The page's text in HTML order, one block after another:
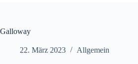
Galloway
22. März 2023 Allgemein